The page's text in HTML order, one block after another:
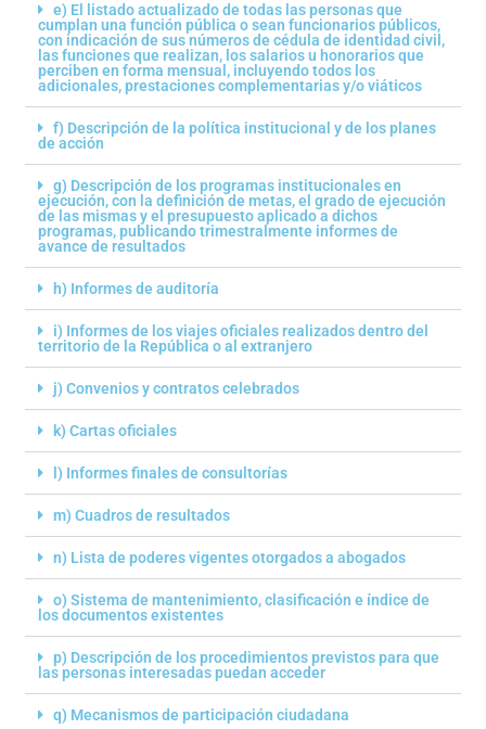
e) El listado actualizado de todas las personas que
cumplan una función pública o sean funcionarios públicos,
con indicación de sus números de cédula de identidad civil,
las funciones que realizan, los salarios u honorarios que
perciben en forma mensual, incluyendo todos los
adicionales, prestaciones complementarias y/o viáticos
f) Descripción de la política institucional y de los planes
de acción
g) Descripción de los programas institucionales en
ejecución, con la definición de metas, el grado de ejecución
de las mismas y el presupuesto aplicado a dichos
programas, publicando trimestralmente informes de
avance de resultados
h) Informes de auditoría
i) Informes de los viajes oficiales realizados dentro del
territorio de la República o al extranjero
j) Convenios y contratos celebrados
k) Cartas oficiales
l) Informes finales de consultorías
m) Cuadros de resultados
n) Lista de poderes vigentes otorgados a abogados
o) Sistema de mantenimiento, clasificación e índice de
los documentos existentes
p) Descripción de los procedimientos previstos para que
las personas interesadas puedan acceder
q) Mecanismos de participación ciudadana